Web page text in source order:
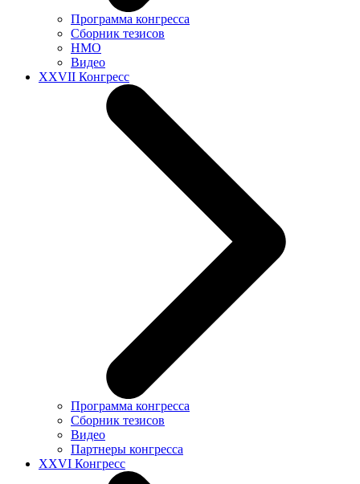
Программа конгресса
Сборник тезисов
НМО
Видео
XXVII Конгресс
Программа конгресса
Сборник тезисов
Видео
Партнеры конгресса
XXVI Конгресс